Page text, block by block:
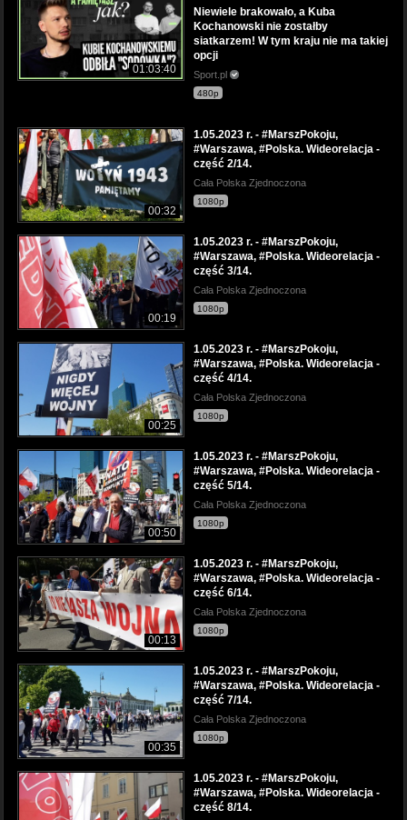
01:03:40
Niewiele brakowało, a Kuba
Kochanowski nie zostałby
siatkarzem! W tym kraju nie ma takiej
opcji
Sport.pl
480p
00:32
1.05.2023 r. - #MarszPokoju,
#Warszawa, #Polska. Wideorelacja -
część 2/14.
Cała Polska Zjednoczona
1080p
00:19
1.05.2023 r. - #MarszPokoju,
#Warszawa, #Polska. Wideorelacja -
część 3/14.
Cała Polska Zjednoczona
1080p
00:25
1.05.2023 r. - #MarszPokoju,
#Warszawa, #Polska. Wideorelacja -
część 4/14.
Cała Polska Zjednoczona
1080p
00:50
1.05.2023 r. - #MarszPokoju,
#Warszawa, #Polska. Wideorelacja -
część 5/14.
Cała Polska Zjednoczona
1080p
00:13
1.05.2023 r. - #MarszPokoju,
#Warszawa, #Polska. Wideorelacja -
część 6/14.
Cała Polska Zjednoczona
1080p
00:35
1.05.2023 r. - #MarszPokoju,
#Warszawa, #Polska. Wideorelacja -
część 7/14.
Cała Polska Zjednoczona
1080p
1.05.2023 r. - #MarszPokoju,
#Warszawa, #Polska. Wideorelacja -
część 8/14.